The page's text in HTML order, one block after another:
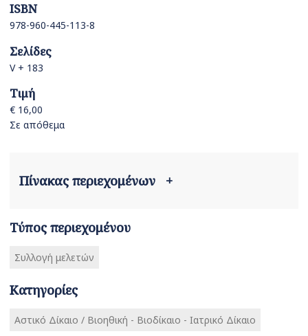
ISBN
978-960-445-113-8
Σελίδες
V + 183
Τιμή
€ 16,00
Σε απόθεμα
Πίνακας περιεχομένων +
Τύπος περιεχομένου
Συλλογή μελετών
Κατηγορίες
Αστικό Δίκαιο / Βιοηθική - Βιοδίκαιο - Ιατρικό Δίκαιο